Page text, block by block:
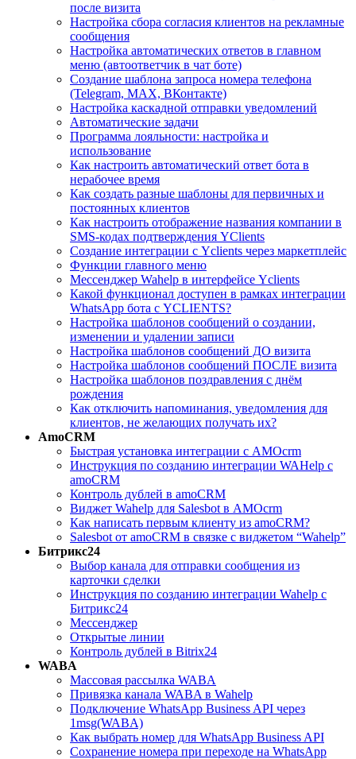
после визита
Настройка сбора согласия клиентов на рекламные
сообщения
Настройка автоматических ответов в главном
меню (автоответчик в чат боте)
Создание шаблона запроса номера телефона
(Telegram, MAX, ВКонтакте)
Настройка каскадной отправки уведомлений
Автоматические задачи
Программа лояльности: настройка и
использование
Как настроить автоматический ответ бота в
нерабочее время
Как создать разные шаблоны для первичных и
постоянных клиентов
Как настроить отображение названия компании в
SMS-кодах подтверждения YClients
Создание интеграции с Yclients через маркетплейс
Функции главного меню
Мессенджер Wahelp в интерфейсе Yclients
Какой функционал доступен в рамках интеграции
WhatsApp бота с YCLIENTS?
Настройка шаблонов сообщений о создании,
изменении и удалении записи
Настройка шаблонов сообщений ДО визита
Настройка шаблонов сообщений ПОСЛЕ визита
Настройка шаблонов поздравления с днём
рождения
Как отключить напоминания, уведомления для
клиентов, не желающих получать их?
AmoCRM
Быстрая установка интеграции с АМОcrm
Инструкция по созданию интеграции WAHelp c
amoCRM
Контроль дублей в amoCRM
Виджет Wahelp для Salesbot в AMOcrm
Как написать первым клиенту из amoCRM?
Salesbot от amoCRM в связке с виджетом “Wahelp”
Битрикс24
Выбор канала для отправки сообщения из
карточки сделки
Инструкция по созданию интеграции Wahelp c
Битрикс24
Мессенджер
Открытые линии
Контроль дублей в Bitrix24
WABA
Массовая рассылка WABA
Привязка канала WABA в Wahelp
Подключение WhatsApp Business API через
1msg(WABA)
Как выбрать номер для WhatsApp Business API
Сохранение номера при переходе на WhatsApp